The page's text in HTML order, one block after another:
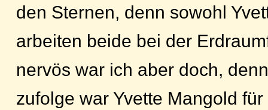
den Sternen, denn sowohl
arbeiten beide bei der
nervös war ich aber doch,
zufolge war Yvette Mangold